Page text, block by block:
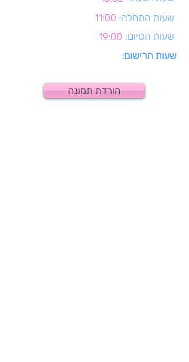
11:00 שעות התחלה:
19:00 שעות הסיום:
שעות הרישום:
הורדת תמונה